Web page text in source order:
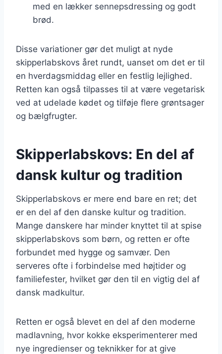
med en lækker sennepsdressing og godt
brød.
Disse variationer gør det muligt at nyde
skipperlabskovs året rundt, uanset om det er til
en hverdagsmiddag eller en festlig lejlighed.
Retten kan også tilpasses til at være vegetarisk
ved at udelade kødet og tilføje flere grøntsager
og bælgfrugter.
Skipperlabskovs: En del af
dansk kultur og tradition
Skipperlabskovs er mere end bare en ret; det
er en del af den danske kultur og tradition.
Mange danskere har minder knyttet til at spise
skipperlabskovs som børn, og retten er ofte
forbundet med hygge og samvær. Den
serveres ofte i forbindelse med højtider og
familiefester, hvilket gør den til en vigtig del af
dansk madkultur.
Retten er også blevet en del af den moderne
madlavning, hvor kokke eksperimenterer med
nye ingredienser og teknikker for at give